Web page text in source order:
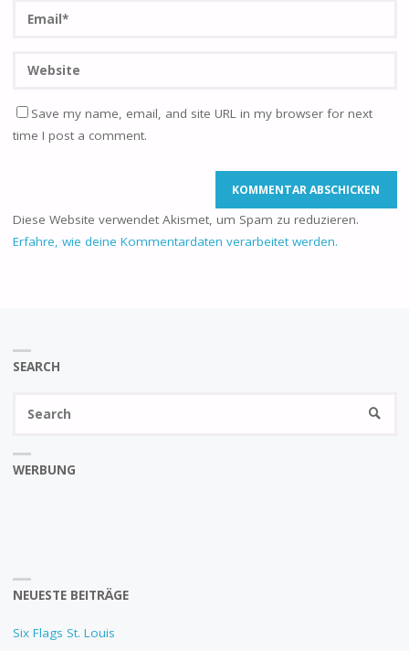
Save my name, email, and site URL in my browser for next
time I post a comment.
Diese Website verwendet Akismet, um Spam zu reduzieren.
Erfahre, wie deine Kommentardaten verarbeitet werden.
SEARCH
WERBUNG
NEUESTE BEITRÄGE
Six Flags St. Louis